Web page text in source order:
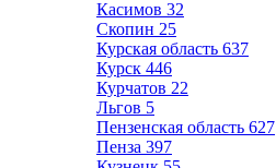
Касимов 32
Скопин 25
Курская область 637
Курск 446
Курчатов 22
Льгов 5
Пензенская область 627
Пенза 397